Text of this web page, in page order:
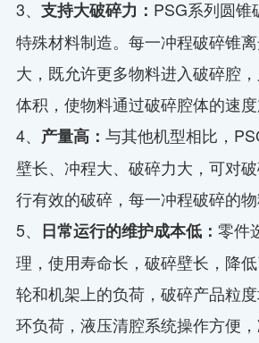
3、 支持大破碎力： PSG系列圆锥
特殊材料制造。每一冲程破碎锥
大，既允许更多物料进入破碎腔
体积，使物料通过破碎腔体的速度
4、 产量高： 与其他机型相比，
壁长、冲程大、破碎力大，可对
行有效的破碎，每一冲程破碎的物
5、 日常运行的维护成本低： 零件
理，使用寿命长，破碎壁长，降
轮和机架上的负荷，破碎产品粒
环负荷，液压清腔系统操作方便